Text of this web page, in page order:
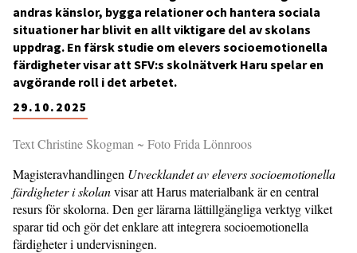
29.10.2025
andras känslor, bygga relationer och hantera sociala
situationer har blivit en allt viktigare del av skolans
uppdrag. En färsk studie om elevers socioemotionella
färdigheter visar att SFV:s skolnätverk Haru spelar en
avgörande roll i det arbetet.
Text Christine Skogman ~ Foto Frida Lönnroos
Magisteravhandlingen Utvecklandet av elevers socioemotionella
färdigheter i skolanvisar att Harus materialbank är en central
resurs för skolorna. Den ger lärarna lättillgängliga verktyg vilket
sparar tid och gör det enklare att integrera socioemotionella
färdigheter i undervisningen.